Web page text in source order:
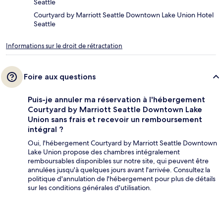
Seattle
Courtyard by Marriott Seattle Downtown Lake Union Hotel
Seattle
Informations sur le droit de rétractation
Foire aux questions
Puis-je annuler ma réservation à l'hébergement
Courtyard by Marriott Seattle Downtown Lake
Union sans frais et recevoir un remboursement
intégral ?
Oui, l'hébergement Courtyard by Marriott Seattle Downtown
Lake Union propose des chambres intégralement
remboursables disponibles sur notre site, qui peuvent être
annulées jusqu'à quelques jours avant l'arrivée. Consultez la
politique d'annulation de l'hébergement pour plus de détails
sur les conditions générales d'utilisation.